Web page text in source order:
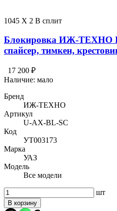
1045 X 2 В сплит
Блокировка ИЖ-ТЕХНО
спайсер, тимкен,
17 200 ₽
Наличие: мало
Бренд
ИЖ-ТЕХНО
Артикул
U-AX-BL-SC
Код
УТ003173
Марка
УАЗ
Модель
Все модели
шт
В корзину